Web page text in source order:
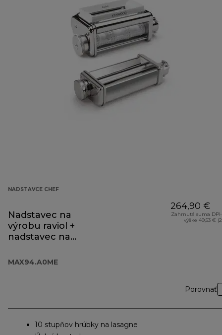
NADSTAVCE CHEF
Nadstavec na
výrobu raviol +
nadstavec na
MAX94.A0ME
MAX94.A0ME
264,90 €
Zahrnutá suma
výške 49,53 €
Porovnať
10 stupňov hrúbky na lasagne